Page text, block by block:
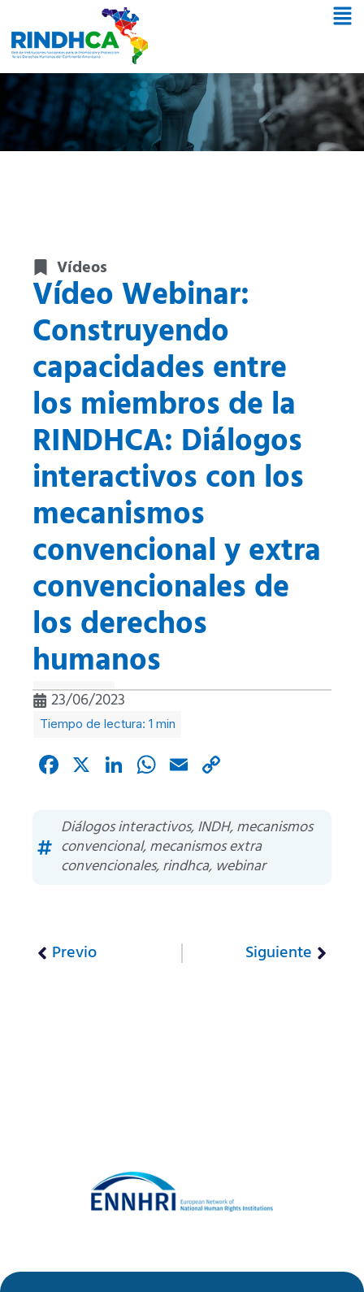
Vídeos
Vídeo Webinar:
Construyendo
capacidades entre
los miembros de la
RINDHCA: Diálogos
interactivos con los
mecanismos
convencional y extra
convencionales de
los derechos
humanos
23/06/2023
Facebook
X LinkedIn
WhatsApp
Email
Diálogos interactivos,INDH,mecanismos
convencional,mecanismos extra
convencionales,rindhca, webinar
Previo Siguiente